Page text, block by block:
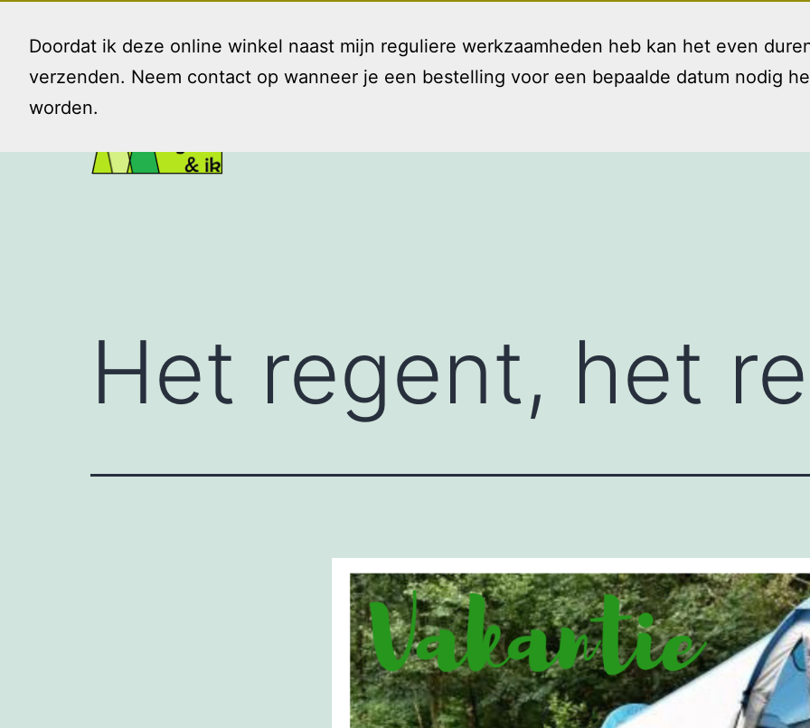
Doordat ik deze online winkel naast mijn reguliere werkzaamheden heb kan het even
verzenden. Neem contact op wanneer je een bestelling voor een bepaalde datum nodig
worden.
naar
inhoud
Het regent, het